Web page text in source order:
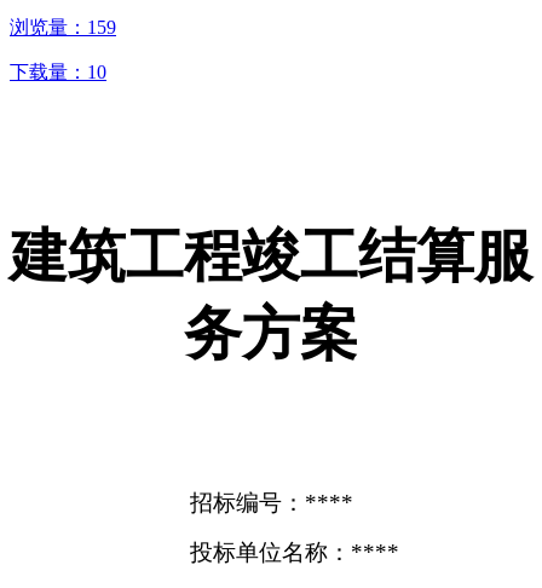
浏览量： 159
下载量： 10
建筑工程竣工结算服
务方案
招标编号：****
投标单位名称：****